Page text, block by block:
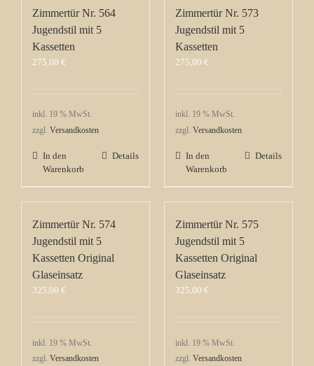
Zimmertür Nr. 564
Jugendstil mit 5
Kassetten
275,00 €
inkl. 19 % MwSt.
zzgl. Versandkosten
In den
Warenkorb
Details
Zimmertür Nr. 573
Jugendstil mit 5
Kassetten
275,00 €
inkl. 19 % MwSt.
zzgl. Versandkosten
In den
Warenkorb
Details
Zimmertür Nr. 574
Jugendstil mit 5
Kassetten Original
Glaseinsatz
325,00 €
inkl. 19 % MwSt.
zzgl. Versandkosten
Zimmertür Nr. 575
Jugendstil mit 5
Kassetten Original
Glaseinsatz
325,00 €
inkl. 19 % MwSt.
zzgl. Versandkosten